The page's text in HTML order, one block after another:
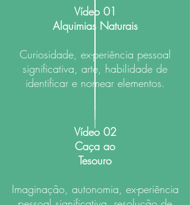
Vídeo 01
Alquimias Naturais
Curiosidade, ex-periência pessoal
significativa, arte, habilidade de
identificar e nomear elementos.
Vídeo 02
Caça ao
Tesouro
Imaginação, autonomia, ex-periência